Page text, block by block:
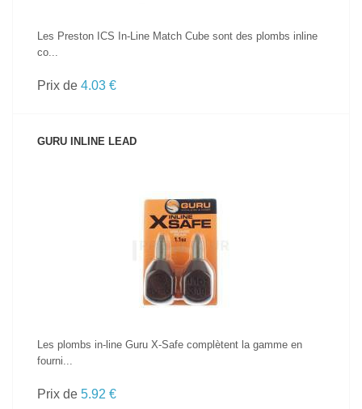
Les Preston ICS In-Line Match Cube sont des plombs inline
co...
Prix de 4.03 €
GURU INLINE LEAD
VOIR LE PRODUIT
Les plombs in-line Guru X-Safe complètent la gamme en
fourni...
Prix de 5.92 €